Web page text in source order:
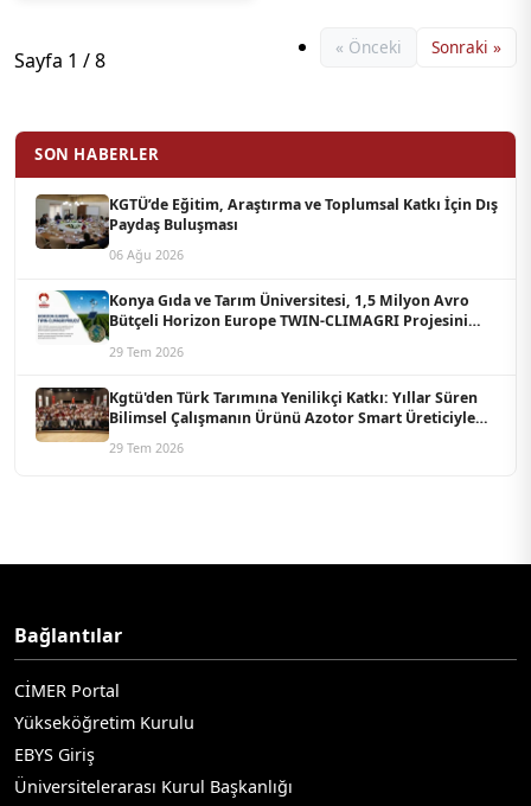
Sayfa 1 / 8
« Önceki Sonraki »
SON HABERLER
KGTÜ’de Eğitim, Araştırma ve Toplumsal Katkı İçin Dış
Paydaş Buluşması
06 Ağu 2026
Konya Gıda ve Tarım Üniversitesi, 1,5 Milyon Avro
Bütçeli Horizon Europe TWIN-CLIMAGRI Projesini
29 Tem 2026
Kgtü'den Türk Tarımına Yenilikçi Katkı: Yıllar Süren
Bilimsel Çalışmanın Ürünü Azotor Smart Üreticiyle
29 Tem 2026
Bağlantılar
CİMER Portal
Yükseköğretim Kurulu
EBYS Giriş
Üniversitelerarası Kurul Başkanlığı